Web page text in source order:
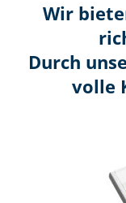
Wir
Durch
volle